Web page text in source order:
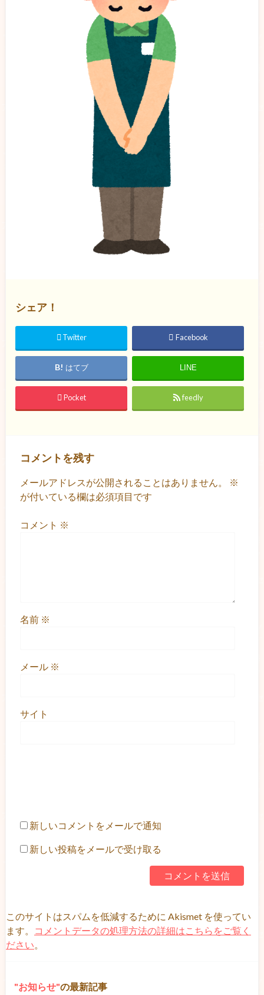
シェア！
Twitter Facebook
はてブ LINE
Pocket feedly
コメントを残す
メールアドレスが公開されることはありません。
※
が付いている欄は必須項目です
コメント ※
名前 ※
メール ※
サイト
新しいコメントをメールで通知
新しい投稿をメールで受け取る
このサイトはスパムを低減するために Akismet を使ってい
ます。
コメントデータの処理方法の詳細はこちらをご覧く
ださい。
お知らせ の最新記事